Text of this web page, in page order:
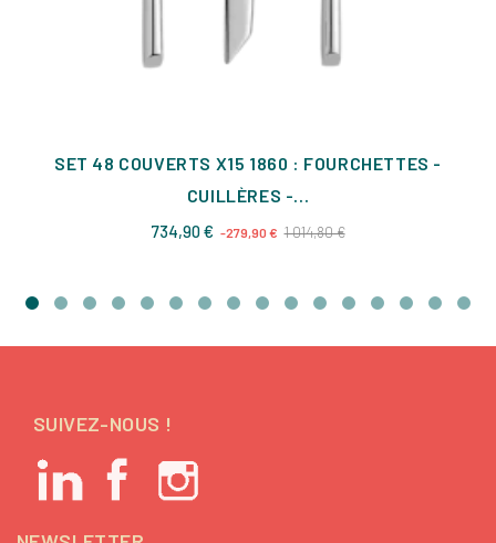
SET 48 COUVERTS X15 1860 : FOURCHETTES -
CUILLÈRES -...
734,90 € Prix
-279,90 € 1 014,80 €Prix
SUIVEZ-NOUS !